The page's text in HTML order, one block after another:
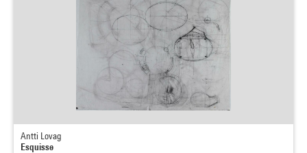
Antti Lovag
Esquisse